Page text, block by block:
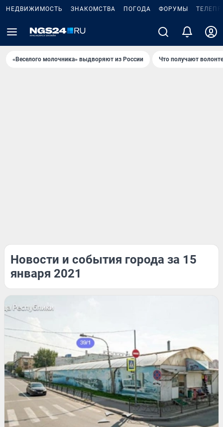
НЕДВИЖИМОСТЬ ЗНАКОМСТВА ПОГОДА ФОРУМЫ
«Веселого молочника» выдворяют из России Что получают
Новости и события города за 15
января 2021